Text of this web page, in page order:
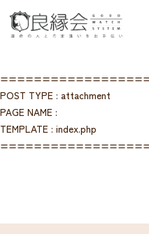
POST TYPE : attachment
PAGE NAME :
TEMPLATE : index.php